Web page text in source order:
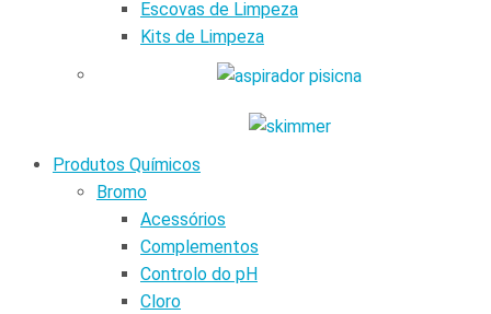
Escovas de Limpeza
Kits de Limpeza
Produtos Químicos
Bromo
Acessórios
Complementos
Controlo do pH
Cloro